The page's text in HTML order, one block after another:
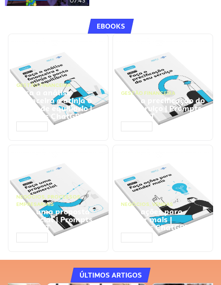
EBOOKS
GESTÃO FINANCEIRA
Faça a análise
financeira e atinja o
ponto de equilíbrio |
Prompts ChatGPT
GESTÃO FINANCEIRA
Faça a precificação do
seu serviço | Prompts
ChatGPT
NEGÓCIOS, PROCESSOS
EMPRESARIAIS
Faça uma proposta
comercial | Prompts
ChatGPT
NEGÓCIOS, VENDAS
Faça ações para
vender mais |
Prompts ChatGPT
ÚLTIMOS ARTIGOS